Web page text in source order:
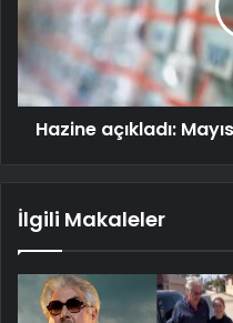
Hazine açıkladı:
İlgili Makaleler